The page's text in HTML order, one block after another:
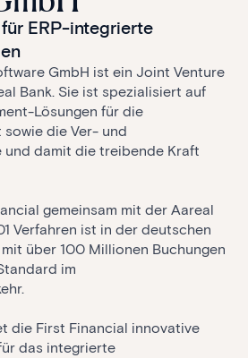
ERP-integrierte
GmbH ist ein Joint Venture
Bank. Sie ist spezialisiert auf
Lösungen für die
die Ver- und
und damit die treibende Kraft
gemeinsam mit der Aareal
Verfahren ist in der deutschen
über 100 Millionen Buchungen
im
die First Financial innovative
das integrierte